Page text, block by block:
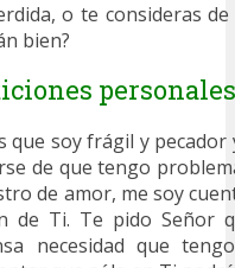
o te consideras
bien?
personales
que soy frágil y pecador
de que tengo
de amor, me soy
de Ti. Te pido Señor
necesidad que